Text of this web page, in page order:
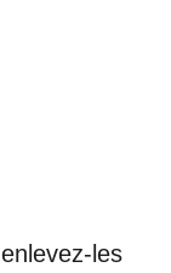
les